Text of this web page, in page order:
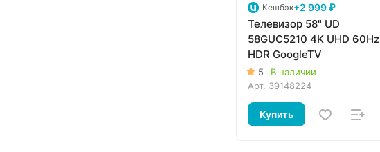
Кешбэк+2 999 ₽
Телевизор 58" UD
58GUC5210 4K UHD 60Hz
HDR GoogleTV
5
В наличии
Арт. 39148224
Купить